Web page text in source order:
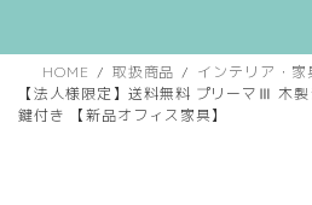
HOME 取扱商品 インテリア・家
【法人様限定】送料無料 プリーマⅢ 木
鍵付き 【新品オフィス家具】